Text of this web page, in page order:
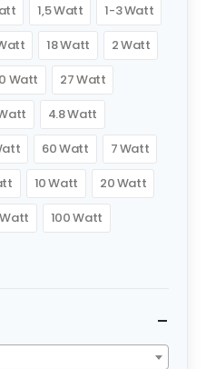
1,5 Watt
1-3 Watt
18 Watt
2 Watt
Watt
27 Watt
4.8 Watt
60 Watt
7 Watt
10 Watt
20 Watt
100 Watt